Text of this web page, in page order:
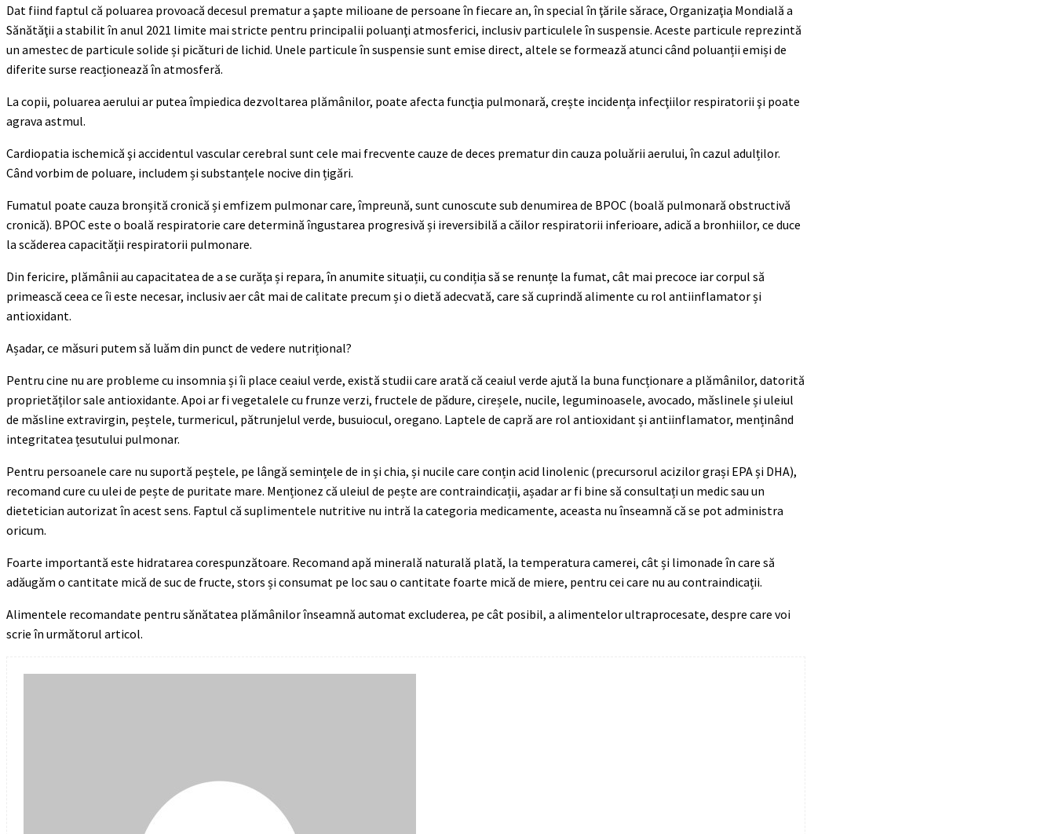
Dat fiind faptul că poluarea provoacă decesul prematur a şapte milioane de persoane în fiecare an, în special în ţările sărace, Organizaţia Mondială a
Sănătăţii a stabilit în anul 2021 limite mai stricte pentru principalii poluanţi atmosferici, inclusiv particulele în suspensie. Aceste particule reprezintă
un amestec de particule solide și picături de lichid. Unele particule în suspensie sunt emise direct, altele se formează atunci când poluanții emiși de
diferite surse reacționează în atmosferă.
La copii, poluarea aerului ar putea împiedica dezvoltarea plămânilor, poate afecta funcţia pulmonară, crește incidența infecţiilor respiratorii şi poate
agrava astmul.
Cardiopatia ischemică şi accidentul vascular cerebral sunt cele mai frecvente cauze de deces prematur din cauza poluării aerului, în cazul adulților.
Când vorbim de poluare, includem și substanțele nocive din țigări.
Fumatul poate cauza bronșită cronică și emfizem pulmonar care, împreună, sunt cunoscute sub denumirea de BPOC (boală pulmonară obstructivă
cronică). BPOC este o boală respiratorie care determină îngustarea progresivă și ireversibilă a căilor respiratorii inferioare, adică a bronhiilor, ce duce
la scăderea capacității respiratorii pulmonare.
Din fericire, plămânii au capacitatea de a se curăța și repara, în anumite situații, cu condiția să se renunțe la fumat, cât mai precoce iar corpul să
primească ceea ce îi este necesar, inclusiv aer cât mai de calitate precum și o dietă adecvată, care să cuprindă alimente cu rol antiinflamator și
antioxidant.
Așadar, ce măsuri putem să luăm din punct de vedere nutrițional?
Pentru cine nu are probleme cu insomnia și îi place ceaiul verde, există studii care arată că ceaiul verde ajută la buna funcționare a plămânilor, datorită
proprietăților sale antioxidante. Apoi ar fi vegetalele cu frunze verzi, fructele de pădure, cireșele, nucile, leguminoasele, avocado, măslinele și uleiul
de măsline extravirgin, peștele, turmericul, pătrunjelul verde, busuiocul, oregano. Laptele de capră are rol antioxidant și antiinflamator, menținând
integritatea țesutului pulmonar.
Pentru persoanele care nu suportă peștele, pe lângă semințele de in și chia, și nucile care conțin acid linolenic (precursorul acizilor grași EPA și DHA),
recomand cure cu ulei de pește de puritate mare. Menționez că uleiul de pește are contraindicații, așadar ar fi bine să consultați un medic sau un
dietetician autorizat în acest sens. Faptul că suplimentele nutritive nu intră la categoria medicamente, aceasta nu înseamnă că se pot administra
oricum.
Foarte importantă este hidratarea corespunzătoare. Recomand apă minerală naturală plată, la temperatura camerei, cât și limonade în care să
adăugăm o cantitate mică de suc de fructe, stors și consumat pe loc sau o cantitate foarte mică de miere, pentru cei care nu au contraindicații.
Alimentele recomandate pentru sănătatea plămânilor înseamnă automat excluderea, pe cât posibil, a alimentelor ultraprocesate, despre care voi
scrie în următorul articol.